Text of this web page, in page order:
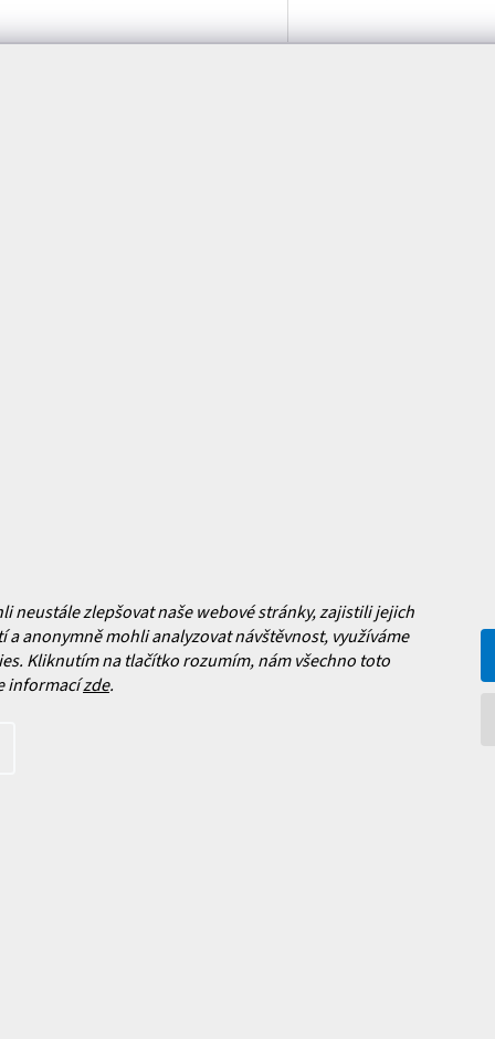
neustále zlepšovat naše webové stránky, zajistili jejich
a anonymně mohli analyzovat návštěvnost, využíváme
Kliknutím na tlačítko rozumím, nám všechno toto
informacízde.
platba
a reklamace zboží
podmínky
ochrany osobních údajů
Často kladené dotazy
produktech na našem e-
s